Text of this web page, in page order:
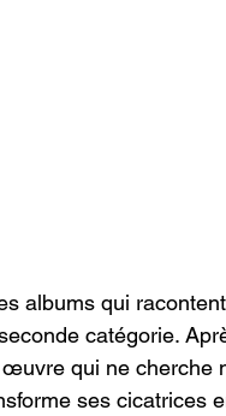
albums qui
catégorie.
qui ne cherche
ses cicatrices